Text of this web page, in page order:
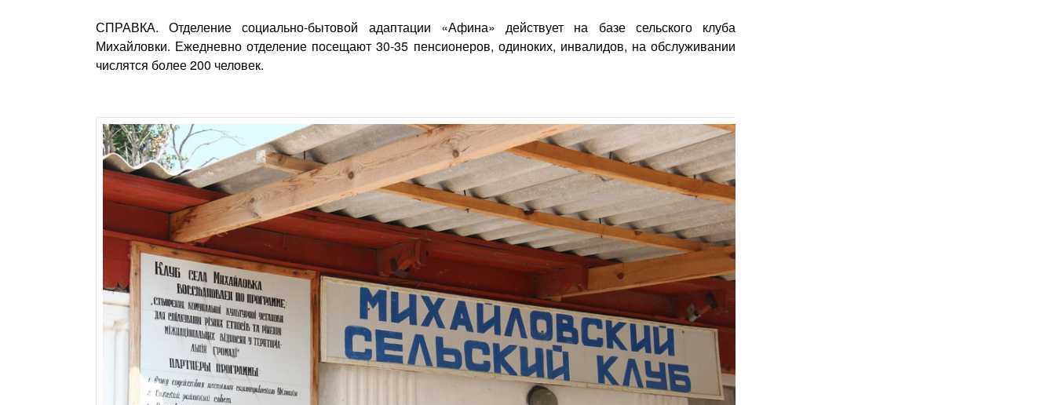
СПРАВКА. Отделение социально-бытовой адаптации «Афина» действует на базе сельского клуба
Михайловки. Ежедневно отделение посещают 30-35 пенсионеров, одиноких, инвалидов, на обслуживании
числятся более 200 человек.